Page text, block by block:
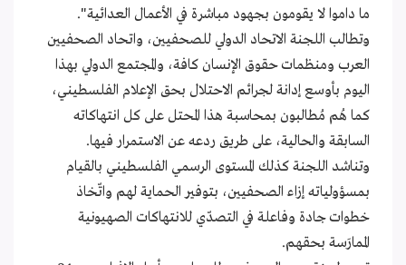
ما داموا لا يقومون بجهود مباشرة في الأعمال العدائية".
وتطالب اللجنة الاتحاد الدولي للصحفيين، واتحاد الصحفيين
العرب ومنظمات حقوق الإنسان كافة، والمجتمع الدولي بهذا
اليوم بأوسع إدانة لجرائم الاحتلال بحق الإعلام الفلسطيني،
كما هُم مُطالبون بمحاسبة هذا المحتل على كل انتهاكاته
السابقة والحالية، على طريق ردعه عن الاستمرار فيها.
وتناشد اللجنة كذلك المستوى الرسمي الفلسطيني بالقيام
بمسؤولياته إزاء الصحفيين، بتوفير الحماية لهم واتّخاذ
خطوات جادة وفاعلة في التصدّي للانتهاكات الصهيونية
الممارَسة بحقهم.